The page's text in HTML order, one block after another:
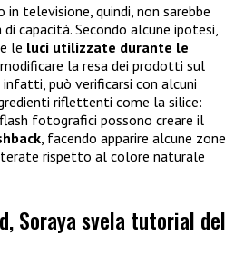
televisione, quindi, non sarebbe
capacità. Secondo alcune ipotesi,
le luci utilizzate durante le
modificare la resa dei prodotti sul
può verificarsi con alcuni
riflettenti come la silice:
fotografici possono creare il
, facendo apparire alcune zone
rispetto al colore naturale
Soraya svela tutorial del